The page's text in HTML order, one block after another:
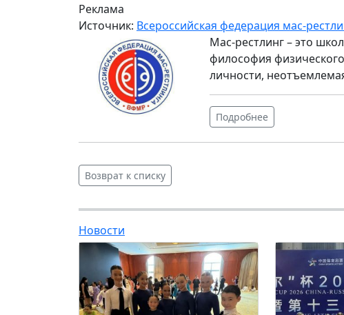
Реклама
Источник: Всероссийская федерация мас-
Мас-рестлинг – это
философия
личности,
Подробнее
Возврат к списку
Новости